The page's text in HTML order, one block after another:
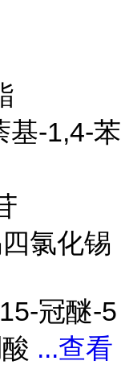
基-1,4-苯
氯化锡
冠醚-5
...查看